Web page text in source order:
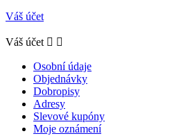
Váš účet
Váš účet  
Osobní údaje
Objednávky
Dobropisy
Adresy
Slevové kupóny
Moje oznámení